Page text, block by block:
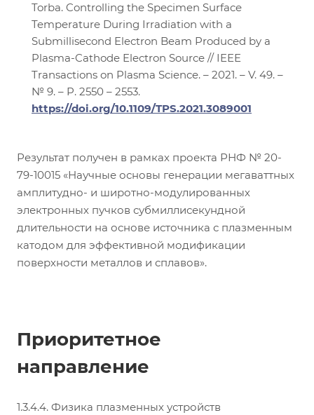
Torba. Controlling the Specimen Surface
Temperature During Irradiation with a
Submillisecond Electron Beam Produced by a
Plasma-Cathode Electron Source // IEEE
Transactions on Plasma Science. – 2021. – V. 49. –
№ 9. – P. 2550 – 2553.
https://doi.org/10.1109/TPS.2021.3089001
Результат получен в рамках проекта РНФ № 20-
79-10015 «Научные основы генерации мегаваттных
амплитудно- и широтно-модулированных
электронных пучков субмиллисекундной
длительности на основе источника с плазменным
катодом для эффективной модификации
поверхности металлов и сплавов».
Приоритетное
направление
1.3.4.4. Физика плазменных устройств